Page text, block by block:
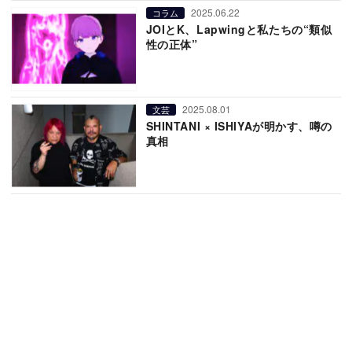
コラム 2025.06.22
JOIとK、Lapwingと私たちの“類似
性の正体”
文芸 2025.08.01
SHINTANI × ISHIYAが明かす、噂の
真相